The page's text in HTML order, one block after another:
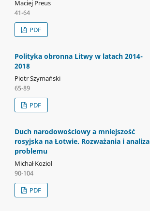
Maciej Preus
41-64
PDF
Polityka obronna Litwy w latach 2014-
2018
Piotr Szymański
65-89
PDF
Duch narodowościowy a mniejszość
rosyjska na Łotwie. Rozważania i analiza
problemu
Michał Koziol
90-104
PDF